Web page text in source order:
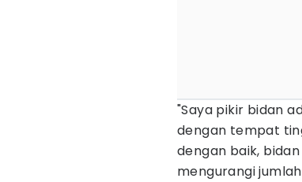
"Saya pikir bidan
dengan tempat
dengan baik,
mengurangi